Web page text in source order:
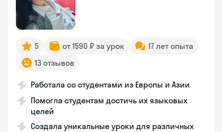
5 от 1590 ₽ за урок
17 лет опыта
13 отзывов
Работала со студентами из Европы и Азии
Помогла студентам достичь их языковых
целей
Создала уникальные уроки для различных